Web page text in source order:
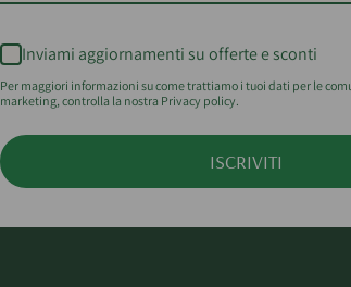
Inviami aggiornamenti su offerte e sconti
Per maggiori informazioni su come trattiamo i tuoi dati per le
marketing, controlla la nostra Privacy policy.
ISCRIVITI